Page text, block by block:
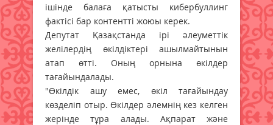
ішінде балаға қатысты кибербуллинг
фактісі бар контентті жоюы керек.
Депутат Қазақстанда ірі әлеуметтік
желілердің өкілдіктері ашылмайтынын
атап өтті. Оның орнына өкілдер
тағайындалады.
"Өкілдік ашу емес, өкіл тағайындау
көзделіп отыр. Өкілдер әлемнің кез келген
жерінде тұра алады. Ақпарат және